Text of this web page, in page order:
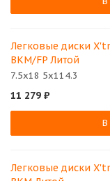
Легковые диски
BKM/FP Литой
7.5x18 5x114.3
11 279 ₽
В
Легковые диски